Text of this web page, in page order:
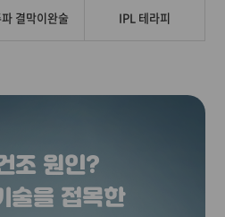
결막이완술 IPL 테라피
조 원인?
술을 접목한